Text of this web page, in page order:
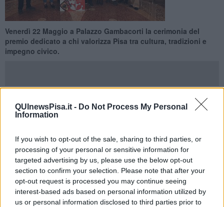
QUInewsPisa.it - Do Not Process My Personal
Information
If you wish to opt-out of the sale, sharing to third parties, or
processing of your personal or sensitive information for
targeted advertising by us, please use the below opt-out
section to confirm your selection. Please note that after your
opt-out request is processed you may continue seeing
interest-based ads based on personal information utilized by
us or personal information disclosed to third parties prior to
Venerdì 22 Maggio a Palazzo Gambacorti la cerimonia del
premio dedicato a chi valorizza Pisa tra cultura, tradizioni e
impegno civico.
PISA —È stata presentata a Palazzo Gambacorti l
Pisano
”, riconoscimento promosso dal Comune di Pisa e
organizzato dall’associazione culturale “Il Guerriero Pisano”. La
cerimonia di premiazionesi svolgerà venerdì 22 Maggio alle 17
nella Sala delle Baleari, con ingresso libero.
Il premio viene assegnato a pisani di nascita o adozione, enti,
cooperative e realtà del territorio che si sono distinti in vari ambiti
contribuendo a dare prestigio alla città.